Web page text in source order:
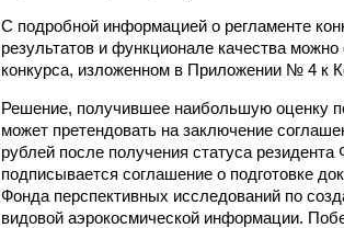
С подробной информацией о регламенте
результатов и функционале качества
конкурса, изложенном в Приложении № 4 к
Решение, получившее наибольшую оценку
может претендовать на заключение
рублей после получения статуса
подписывается соглашение о подготовке
Фонда перспективных исследований по
видовой аэрокосмической информации.